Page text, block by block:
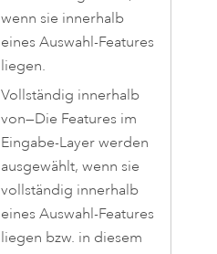
wenn sie innerhalb
eines Auswahl-Features
liegen.
Vollständig innerhalb
von—Die Features im
Eingabe-Layer werden
ausgewählt, wenn sie
vollständig innerhalb
eines Auswahl-Features
liegen bzw. in diesem